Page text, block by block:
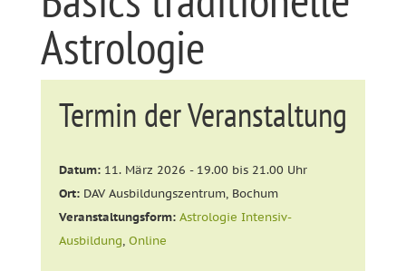
Astrologie
Termin der Veranstaltung
Datum:11. März 2026 - 19.00 bis 21.00 Uhr
Ort: DAV Ausbildungszentrum, Bochum
Veranstaltungsform: Astrologie Intensiv-
Ausbildung, Online